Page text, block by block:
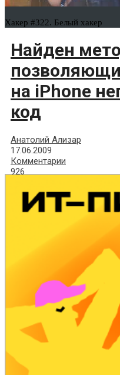
Хакер #322. Белый хакер
Найден
на iPhone
код
Анатолий Ализар
17.06.2009
Комментарии
926